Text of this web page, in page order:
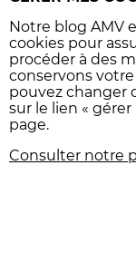
rappeler : la
jet-ski ne doit
de jour. Il est
interdit de
bord d’un
la nuit, celui-ci
équipé des
Notre blog AMV
cookies pour
procéder à des
conservons
pouvez changer
sur le lien «
page.
Consulter notre